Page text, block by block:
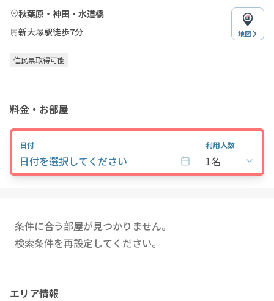
秋葉原・神田・水道橋
新大塚駅徒歩7分
地図
住民票取得可能
料金・お部屋
日付
日付を選択してください
利用人数
1名
条件に合う部屋が見つかりません。
検索条件を再設定してください。
エリア情報